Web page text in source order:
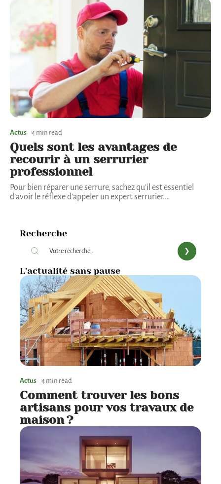
Actus 4 min read
Quels sont les avantages de
recourir à un serrurier
professionnel
Pour bien réparer une serrure, sachez qu’il est essentiel
d’avoir le réflexe d’appeler un expert serrurier.…
Recherche
L’actualité sans pause
Actus 4 min read
Comment trouver les bons
artisans pour vos travaux de
maison ?